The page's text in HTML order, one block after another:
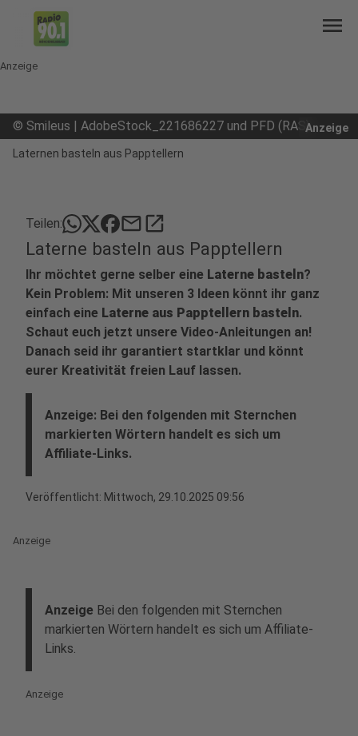
menu
Anzeige
Anzeige
© Smileus | AdobeStock_221686227 und PFD (RAS)
Laternen basteln aus Papptellern
Teilen: mailopen_in_new
Laterne basteln aus Papptellern
Ihr möchtet gerne selber eine Laterne basteln?
Kein Problem: Mit unseren 3 Ideen könnt ihr ganz
einfach eine Laterne aus Papptellern basteln.
Schaut euch jetzt unsere Video-Anleitungen an!
Danach seid ihr garantiert startklar und könnt
eurer Kreativität freien Lauf lassen.
Anzeige: Bei den folgenden mit Sternchen
markierten Wörtern handelt es sich um
Affiliate-Links.
Veröffentlicht: Mittwoch, 29.10.2025 09:56
Anzeige
Anzeige Bei den folgenden mit Sternchen
markierten Wörtern handelt es sich um Affiliate-
Links.
Anzeige